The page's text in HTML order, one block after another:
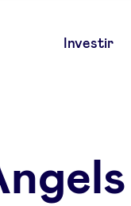
Main
Investir